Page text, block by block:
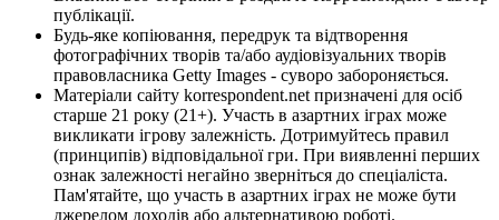
публікації.
Будь-яке копіювання, передрук та відтворення
фотографічних творів та/або аудіовізуальних творів
правовласника Getty Images - суворо забороняється.
Матеріали сайту korrespondent.net призначені для осіб
старше 21 року (21+). Участь в азартних іграх може
викликати ігрову залежність. Дотримуйтесь правил
(принципів) відповідальної гри. При виявленні перших
ознак залежності негайно зверніться до спеціаліста.
Пам'ятайте, що участь в азартних іграх не може бути
джерелом доходів або альтернативою роботі.